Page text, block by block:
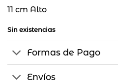
11 cm Alto
Sin existencias
Formas de Pago
Envíos